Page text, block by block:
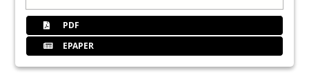
PDF
EPAPER